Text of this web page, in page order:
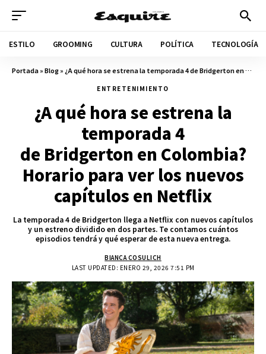
ESTILO GROOMING CULTURA POLÍTICA TECNOLOGÍA
Portada»Blog» ¿A qué hora se estrena la temporada 4 de Bridgerton en Colombia? Horario para ver los nuevos capítulos en Netflix
ENTRETENIMIENTO
¿A qué hora se estrena la
temporada 4
de Bridgerton en Colombia?
Horario para ver los nuevos
capítulos en Netflix
La temporada 4 de Bridgerton llega a Netflix con nuevos capítulos
y un estreno dividido en dos partes. Te contamos cuántos
episodios tendrá y qué esperar de esta nueva entrega.
LAST UPDATED: ENERO 29, 2026 7:51 PM
BIANCA COSULICH